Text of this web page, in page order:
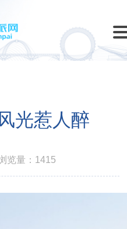
光惹人醉
览量：1415